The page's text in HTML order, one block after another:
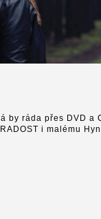
by ráda přes DVD a
i malému